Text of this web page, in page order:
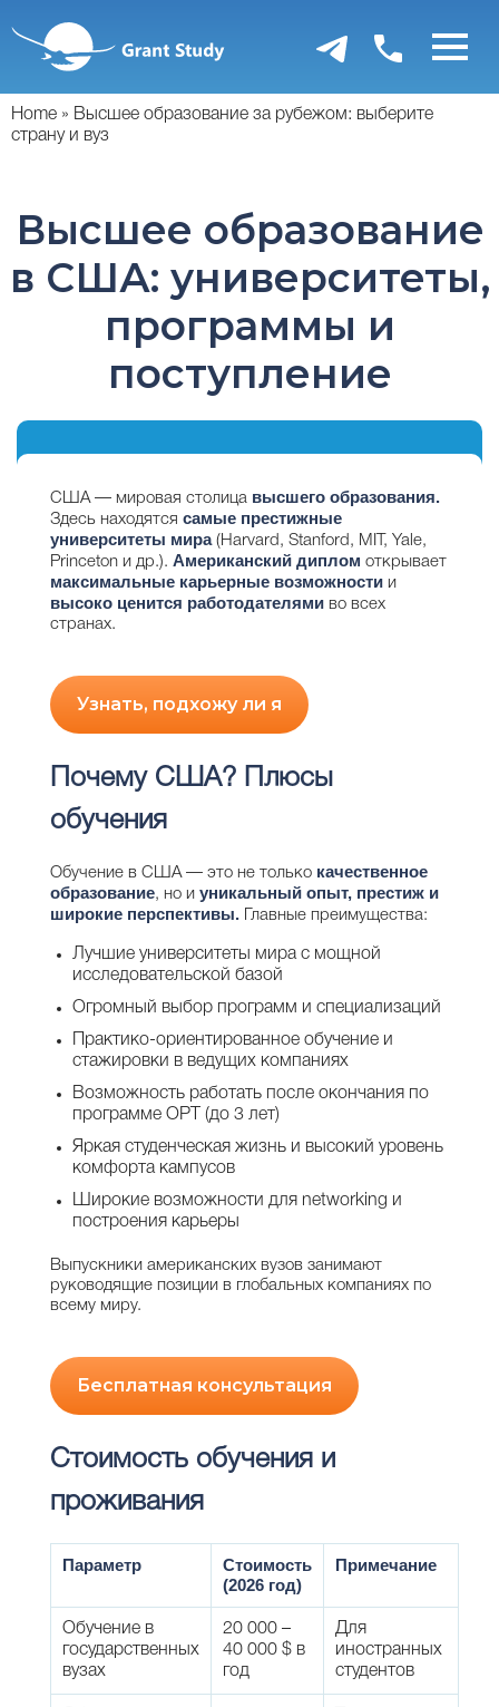
основному
содержанию
Home
Высшее образование за рубежом: выберите
страну и вуз
Высшее образование
в США: университеты,
программы и
поступление
США — мировая столица высшего образования.
Здесь находятся самые престижные
университеты мира(Harvard, Stanford, MIT, Yale,
Princeton и др.). Американский диплом открывает
максимальные карьерные возможности и
высоко ценится работодателями во всех
странах.
Узнать, подхожу ли я
Почему США? Плюсы
обучения
Обучение в США — это не только качественное
образование, но и уникальный опыт, престиж и
широкие перспективы. Главные преимущества:
Лучшие университеты мира с мощной
исследовательской базой
Огромный выбор программ и специализаций
Практико-ориентированное обучение и
стажировки в ведущих компаниях
Возможность работать после окончания по
программе OPT (до 3 лет)
Яркая студенческая жизнь и высокий уровень
комфорта кампусов
Широкие возможности для networking и
построения карьеры
Выпускники американских вузов занимают
руководящие позиции в глобальных компаниях по
всему миру.
Бесплатная консультация
Стоимость обучения и
проживания
Параметр
Стоимость
(2026 год)
Примечание
Обучение в
государственных
вузах
20 000 –
40 000 $ в
год
Для
иностранных
студентов